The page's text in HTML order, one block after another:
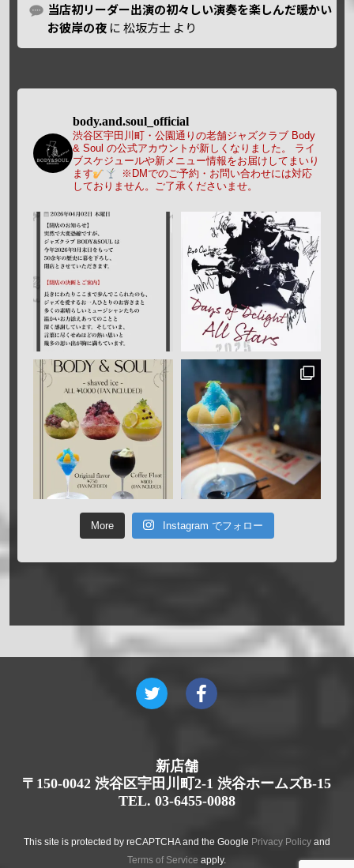
当店初リーダー出演の初々しい演奏を楽しんだ暖かい
お彼岸の夜 に松坂方士 より
body.and.soul_official
渋谷区宇田川町・公園通りの老舗ジャズクラブ Body
& Soul の公式アカウントが新しくなりました。
ライ
ブスケジュールや新メニュー情報をお届けしてまいり
ます
※DMでのご予約・お問い合わせには対応
しておりません。ご了承くださいませ。
More Instagram でフォロー
新店舗
〒150-0042 渋谷区宇田川町2-1 渋谷ホームズB-15
TEL. 03-6455-0088
This site is protected by reCAPTCHA and the Google Privacy Policyand
Terms of Service apply.